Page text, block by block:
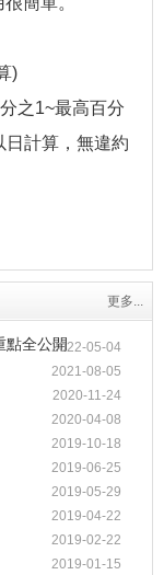
)
之1~最高百分
日計算，無違約
更多...
點全公開2022-05-04
2021-08-05
2020-11-24
2020-04-08
2019-10-18
2019-06-25
2019-05-29
2019-04-22
2019-02-22
2019-01-15